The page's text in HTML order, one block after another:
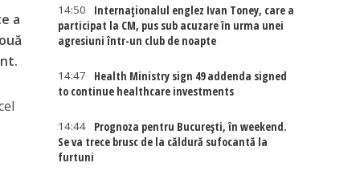
a
14:50
Internaţionalul englez Ivan Toney, care a
participat la CM, pus sub acuzare în urma unei
agresiuni într-un club de noapte
14:47
Health Ministry sign 49 addenda signed
to continue healthcare investments
14:44
Prognoza pentru București, în weekend.
Se va trece brusc de la căldură sufocantă la
furtuni